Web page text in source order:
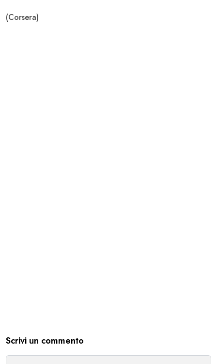
(Corsera)
Scrivi un commento